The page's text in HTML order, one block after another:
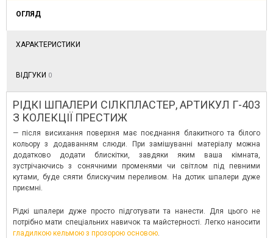
ОГЛЯД
ХАРАКТЕРИСТИКИ
ВІДГУКИ 0
РІДКІ ШПАЛЕРИ СІЛКПЛАСТЕР, АРТИКУЛ Г-403
З КОЛЕКЦІЇ ПРЕСТИЖ
— після висихання поверхня має поєднання блакитного та білого
кольору з додаванням слюди. При замішуванні матеріалу можна
додатково додати блискітки, завдяки яким ваша кімната,
зустрічаючись з сонячними променями чи світлом під певними
кутами, буде сяяти блискучим переливом. На дотик шпалери дуже
приємні.
Рідкі шпалери дуже просто підготувати та нанести. Для цього не
потрібно мати спеціальних навичок та майстерності. Легко наносити
гладилкою кельмою з прозорою основою.